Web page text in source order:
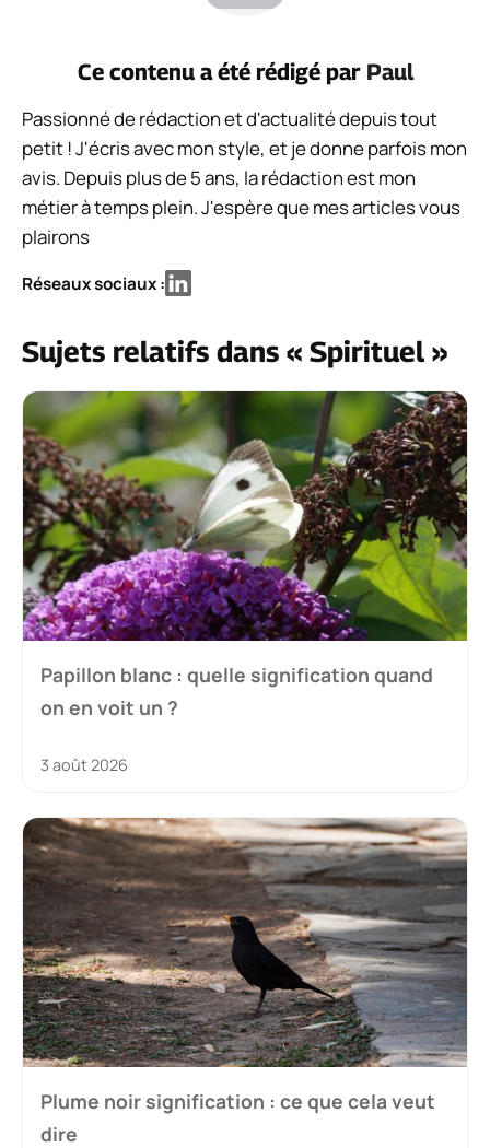
Ce contenu a été rédigé par Paul
Passionné de rédaction et d'actualité depuis tout
petit ! J'écris avec mon style, et je donne parfois mon
avis. Depuis plus de 5 ans, la rédaction est mon
métier à temps plein. J'espère que mes articles vous
plairons
Réseaux sociaux :
Sujets relatifs dans « Spirituel »
Papillon blanc : quelle signification quand
on en voit un ?
3 août 2026
Plume noir signification : ce que cela veut
dire